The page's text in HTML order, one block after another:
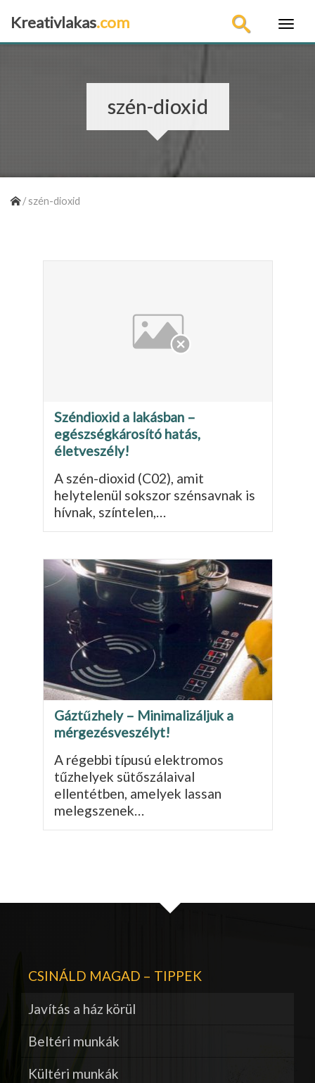
Kreativlakas.com
szén-dioxid
/szén-dioxid
Széndioxid a lakásban –
egészségkárosító hatás,
életveszély!
A szén-dioxid (C02), amit
helytelenül sokszor szénsavnak is
hívnak, színtelen,…
Gáztűzhely – Minimalizáljuk a
mérgezésveszélyt!
A régebbi típusú elektromos
tűzhelyek sütőszálaival
ellentétben, amelyek lassan
melegszenek…
CSINÁLD MAGAD – TIPPEK
Javítás a ház körül
Beltéri munkák
Kültéri munkák